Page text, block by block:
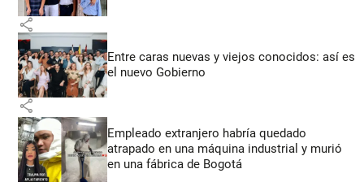
share
Entre caras nuevas y viejos conocidos: así es
el nuevo Gobierno
share
Empleado extranjero habría quedado
atrapado en una máquina industrial y murió
en una fábrica de Bogotá